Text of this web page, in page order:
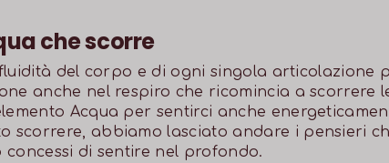
che scorre
del corpo e di ogni singola articolazione
anche nel respiro che ricomincia a scorrere
Acqua per sentirci anche
scorrere, abbiamo lasciato andare i pensieri
concessi di sentire nel profondo.